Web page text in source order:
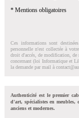
* Mentions obligatoires
Ces informations sont
personnelle n'est collectée à
droit d'accés, de modification, de
concernant (loi Informatique et
la demande par mail à
Authenticité est le premier
d'art, spécialistes en meubles,
anciens et modernes.